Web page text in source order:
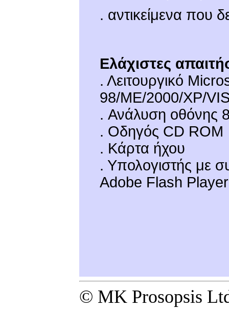
. αντικείμενα που
Ελάχιστες
. Λειτουργικό
98/ME/2000/XP/
. Ανάλυση οθόνης
. Οδηγός CD ROM
. Κάρτα ήχου
. Υπολογιστής με
Adobe Flash
© MK Prosopsis